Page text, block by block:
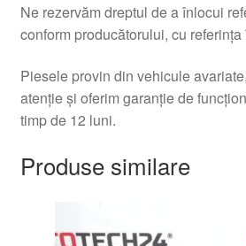
Ne rezervăm dreptul de a înlocui
conform producătorului, cu
Piesele provin din vehicule
atenție și oferim garanție de
timp de 12 luni.
Produse similare